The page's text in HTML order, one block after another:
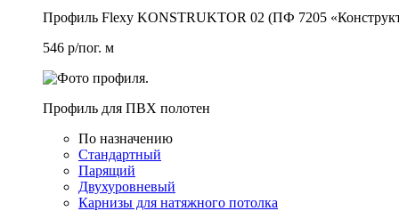
Профиль Flexy KONSTRUKTOR 02 (ПФ 7205
546 р/пог. м
Профиль для ПВХ полотен
По назначению
Стандартный
Парящий
Двухуровневый
Карнизы для натяжного потолка